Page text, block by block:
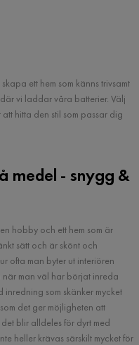
ett hem som känns trivsamt
vi laddar våra batterier. Välj
hitta den stil som passar dig
medel - snygg &
hobby och ett hem som är
sätt och är skönt och
ofta man byter ut interiören
när man väl har börjat inreda
som skänker mycket
det ger möjligheten att
blir alldeles för dyrt med
heller krävas särskilt mycket för